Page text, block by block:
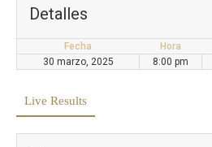
Detalles
Fecha Hora
30 marzo, 2025
8:00 pm
Live Results